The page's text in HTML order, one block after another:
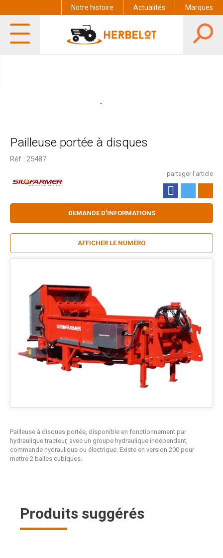
Notre histoire Actualités Marques
Pailleuse portée à disques
Réf : 25487
partager l'article
Pailleuse à disques portée, disponible en fonctionnement par
hydraulique tracteur, avec un groupe hydraulique indépendant,
commande hydraulique ou électrique. Existe en version 200 pour
mettre 2 balles cubiques.
DEMANDE D'INFORMATIONS
AFFICHER LE NUMÉRO
Produits suggérés